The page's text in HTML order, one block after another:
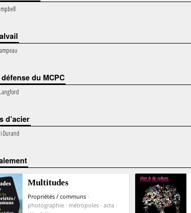
du MCPC
d’acier
Durand
Multitudes
Propriétés / communs ·
photographie · métropoles · acta ·